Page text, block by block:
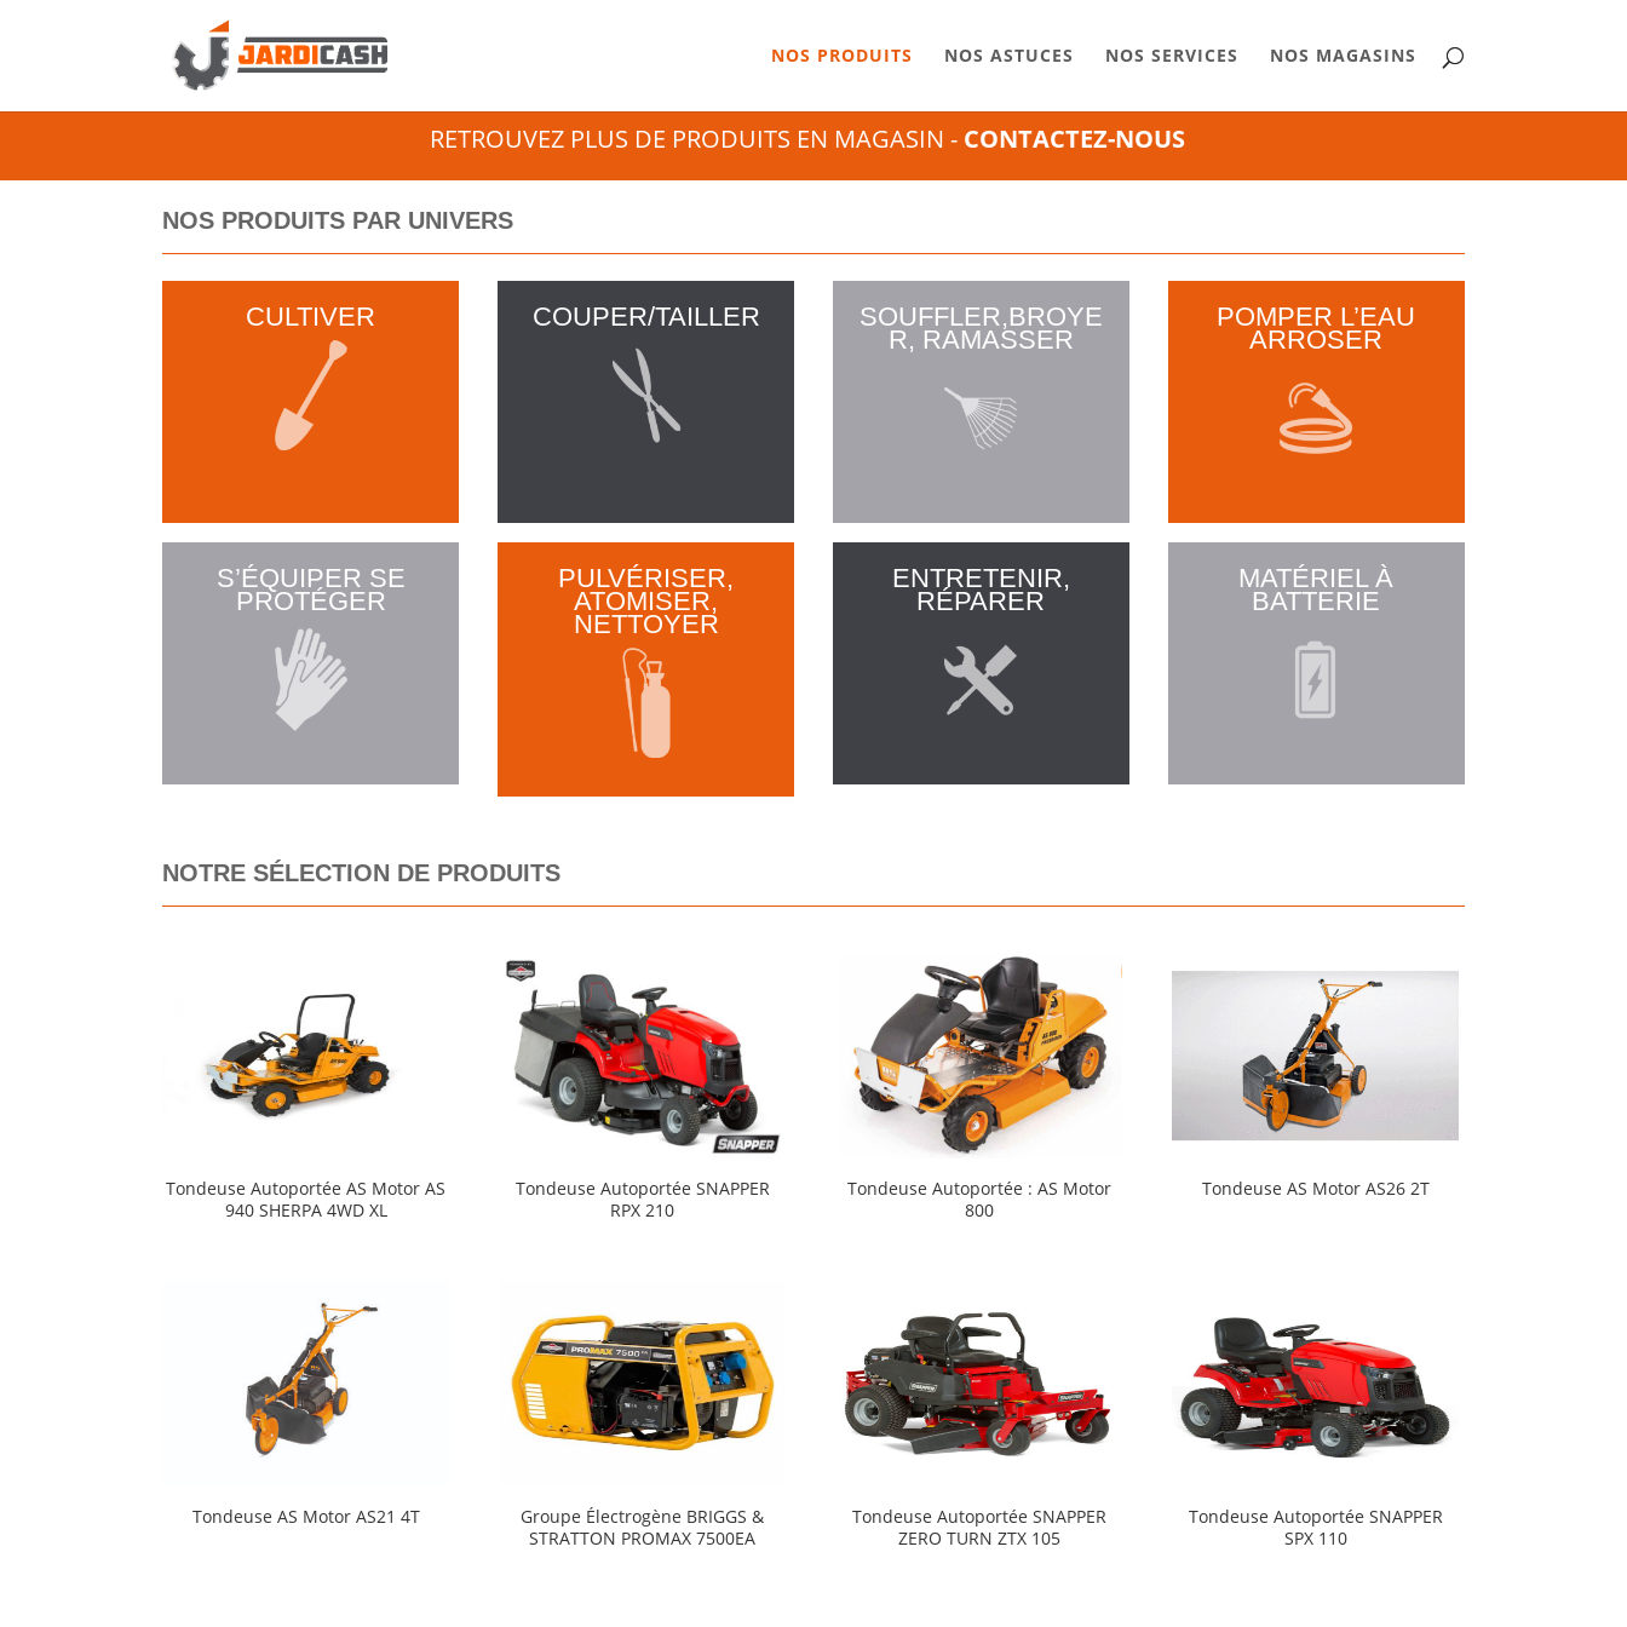
NOS PRODUITS NOS ASTUCES NOS SERVICES NOS MAGASINS
RETROUVEZ PLUS DE PRODUITS EN MAGASIN - CONTACTEZ-NOUS
NOS PRODUITS PAR UNIVERS
CULTIVER
S’ÉQUIPER SE
PROTÉGER
COUPER/TAILLER
PULVÉRISER,
ATOMISER,
NETTOYER
SOUFFLER,BROYE
R, RAMASSER
ENTRETENIR,
RÉPARER
POMPER L’EAU
ARROSER
MATÉRIEL À
BATTERIE
NOTRE SÉLECTION DE PRODUITS
Tondeuse Autoportée AS Motor AS
940 SHERPA 4WD XL
Tondeuse Autoportée SNAPPER
RPX 210
Tondeuse Autoportée : AS Motor
800
Tondeuse AS Motor AS26 2T
Tondeuse AS Motor AS21 4T
Groupe Électrogène BRIGGS &
STRATTON PROMAX 7500EA
Tondeuse Autoportée SNAPPER
ZERO TURN ZTX 105
Tondeuse Autoportée SNAPPER
SPX 110